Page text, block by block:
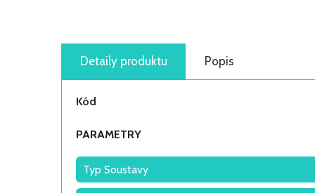
Detaily produktu Popis
Kód
PARAMETRY
Typ Soustavy